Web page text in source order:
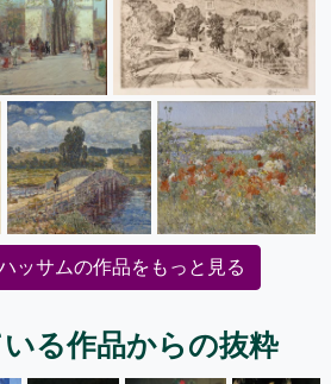
ッサムの作品をもっと見る
る作品からの抜粋